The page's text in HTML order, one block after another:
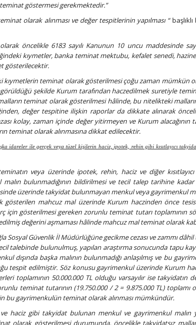
teminat göstermesi gerekmektedir.”
olarak alınması ve değer tespitlerinin yapılması “başlıklı
öncelikle 6183 sayılı Kanunun 10 uncu maddesinde
kıymetler, banka teminat mektubu, kefalet senedi,
gösterilecektir.
teminat olarak gösterilmesi çoğu zaman mümkün
şekilde Kurum tarafından haczedilmek suretiyle
teminat olarak gösterilmesi hâlinde, bu nitelikteki
değer tespitine ilişkin raporlar da dikkate alınarak
kolay, zaman içinde değer yitirmeyen ve Kurum alacağının
teminat olarak alınmasına dikkat edilecektir.
idareler ile gerçek veya tüzel kişilerin haciz, ipotek, rehin gibi kısıtlayıcı
veya üzerinde ipotek, rehin, haciz ve diğer
bulunmadığının bildirilmesi ve tecil talep tarihine
üzerinde takyidat bulunmayan menkul veya gayrimenkul
gösterilen mahcuz mal üzerinde Kurum haczinden önce
için gösterilmesi gereken zorunlu teminat tutarı toplamının
değerini aşmaması hâlinde mahcuz mal teminat olarak
Sosyal Güvenlik İl Müdürlüğüne gecikme cezası ve zammı
talebinde bulunulmuş, yapılan araştırma sonucunda tapu
dışında başka malının bulunmadığı anlaşılmış ve bu
tespit edilmiştir. Söz konusu gayrimenkul üzerinde Kurum
toplamının 50.000.000 TL olduğu varsayılır ise takyidatın
teminat tutarının (19.750.000 / 2 = 9.875.000 TL) toplamı
bu gayrimenkulün teminat olarak alınması mümkündür.
haciz gibi takyidat bulunan menkul ve gayrimenkul malın
olarak gösterilmesi durumunda, öncelikle takyidatsız